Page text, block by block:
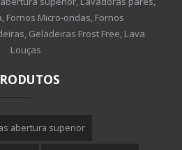
Fornos Micro-ondas, Fornos
Geladeiras Frost Free, Lava
Louças
abertura superior